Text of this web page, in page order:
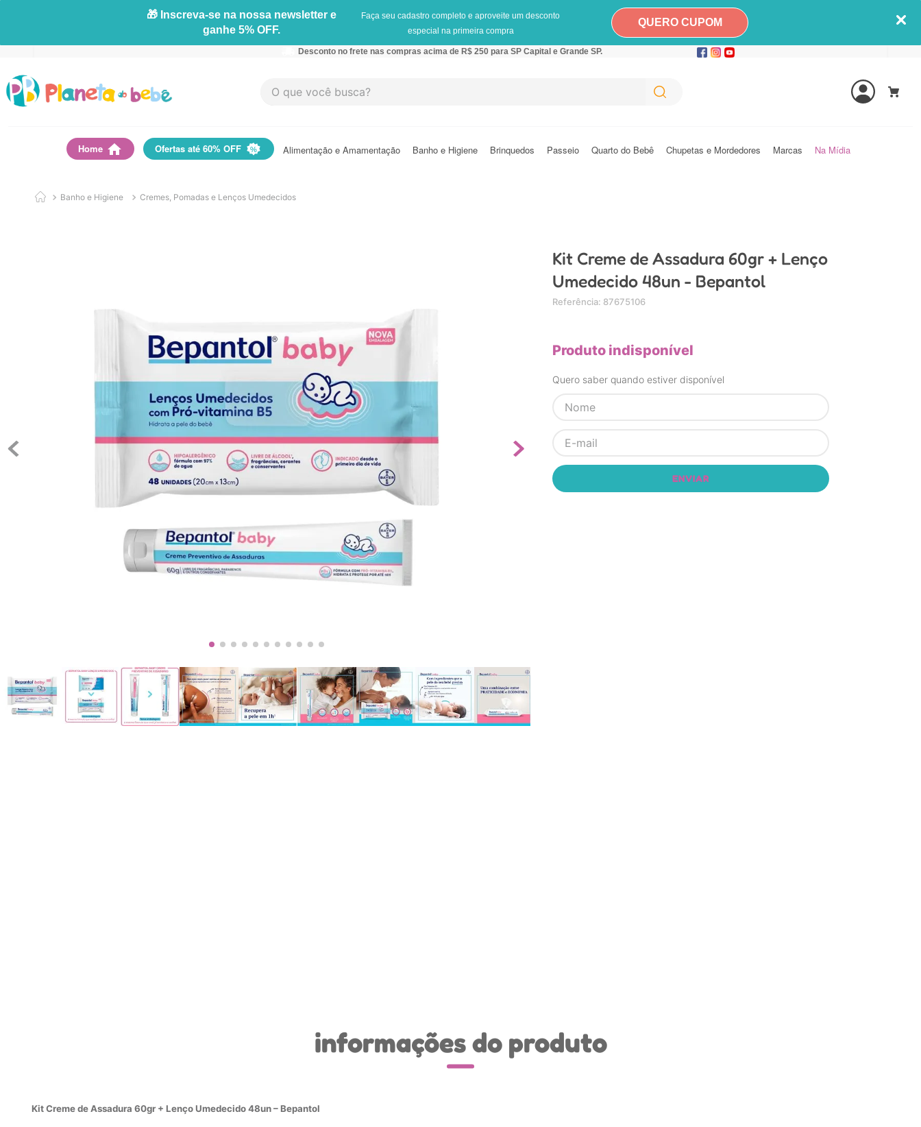
🎁 Inscreva-se na nossa newsletter e
ganhe 5% OFF.
Faça seu cadastro completo e aproveite um desconto
especial na primeira compra
QUERO CUPOM
Desconto no frete nas compras acima de R$ 250 para SP Capital e Grande SP.
O que você busca?
Home Ofertas até 60% OFF Alimentação e Amamentação Banho e Higiene Brinquedos Passeio Quarto do Bebê Chupetas e Mordedores Marcas Na Mídia
Banho e Higiene Cremes, Pomadas e Lenços Umedecidos
Kit Creme de Assadura 60gr + Lenço
Umedecido 48un - Bepantol
Referência: 87675106
Produto indisponível
Quero saber quando estiver disponível
ENVIAR
informações do produto
Kit Creme de Assadura 60gr + Lenço Umedecido 48un – Bepantol